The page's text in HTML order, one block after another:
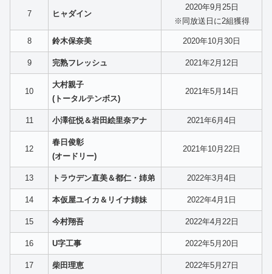
7 ヒャダイン
2020年9月25日
※同放送日に2組獲得
8 鈴木保奈美 2020年10月30日
9 完熟フレッシュ 2021年2月12日
10
大村親子
(トータルテンボス)
2021年5月14日
11 小澤征悦＆岩田絵里奈アナ 2021年6月4日
12
春日俊彰
(オードリー)
2021年10月22日
13 トラウデン直美＆都仁・姉弟 2022年3月4日
14 本仮屋ユイカ＆リイナ姉妹 2022年4月1日
15 今村翔吾 2022年4月22日
16 U字工事 2022年5月20日
17 柴田理恵 2022年5月27日